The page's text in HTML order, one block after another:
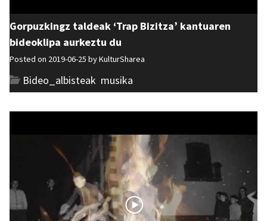
Gorpuzkingz taldeak ‘Trap Bizitza’ kantuaren
bideoklipa aurkeztu du
Posted on 2019-06-25 byKulturSharea
Bideo_albisteak musika